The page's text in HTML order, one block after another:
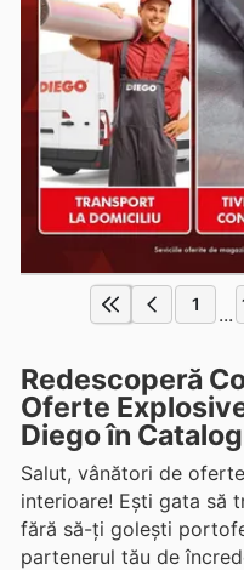
1 ...
Redescoperă
Oferte
Diego în
Salut, vânători de
interioare! Ești gata să
fără să-ți golești
partenerul tău de